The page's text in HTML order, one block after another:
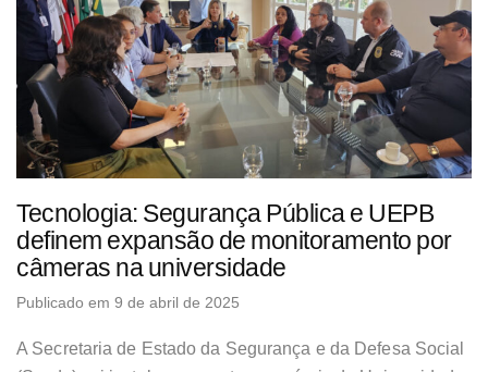
Tecnologia: Segurança Pública e UEPB
definem expansão de monitoramento por
câmeras na universidade
Publicado em 9 de abril de 2025
A Secretaria de Estado da Segurança e da Defesa Social